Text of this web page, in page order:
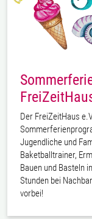
Der FreiZeitHaus
Jugendliche und
Baketballtrainer,
Bauen und Basteln
Stunden bei
vorbei!